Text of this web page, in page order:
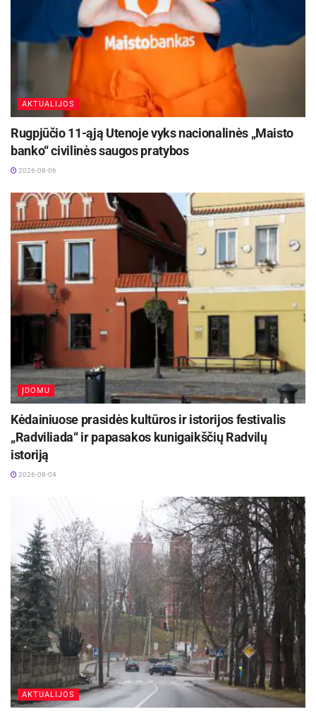
AKTUALIJOS
Rugpjūčio 11-ąją Utenoje vyks nacionalinės „Maisto
banko“ civilinės saugos pratybos
2026-08-06
ĮDOMU
Kėdainiuose prasidės kultūros ir istorijos festivalis
„Radviliada“ ir papasakos kunigaikščių Radvilų
istoriją
2026-08-04
AKTUALIJOS